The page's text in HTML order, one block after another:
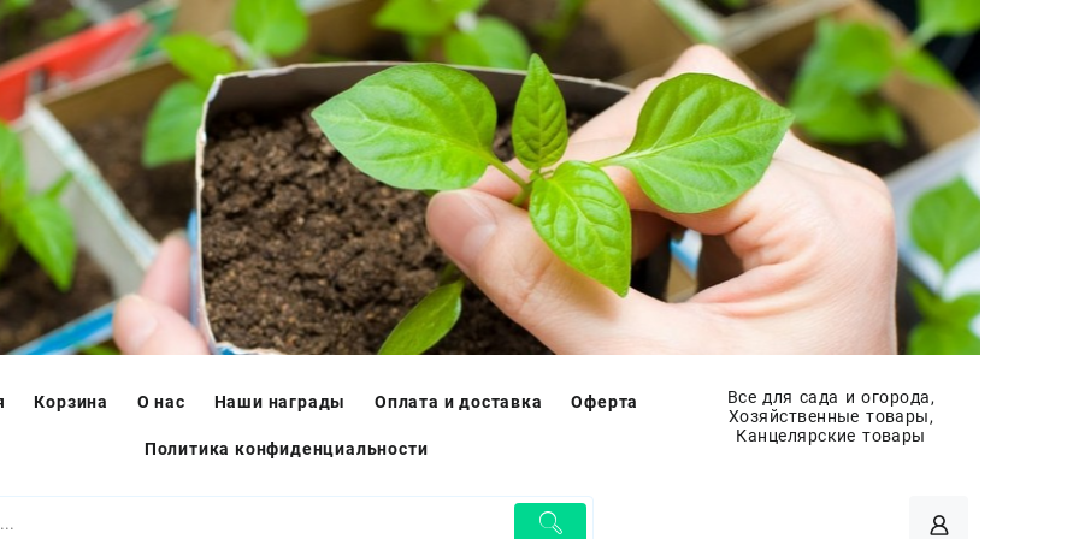
Все для сада и огорода,
Хозяйственные товары,
Канцелярские товары
Корзина О нас Наши награды Оплата и доставка Оферта
Политика конфиденциальности